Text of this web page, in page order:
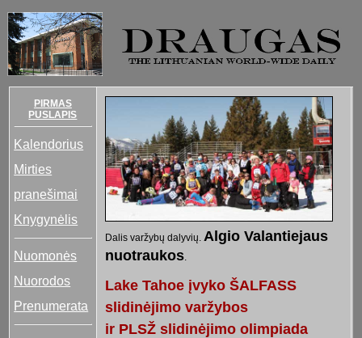
PIRMAS
PUSLAPIS
Kalendorius
Mirties
pranešimai
Knygynėlis
Nuomonės
Nuorodos
Prenumerata
Dalis varžybų dalyvių. Algio Valantiejaus
nuotraukos.
Lake Tahoe įvyko ŠALFASS
slidinėjimo varžybos
ir PLSŽ slidinėjimo olimpiada